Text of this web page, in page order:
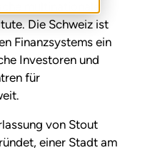
Die Schweiz ist
Finanzsystems ein
Investoren und
für
von Stout
einer Stadt am